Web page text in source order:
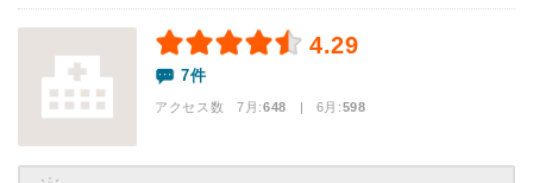
4.29
7件
アクセス数 7月:648 | 6月:598